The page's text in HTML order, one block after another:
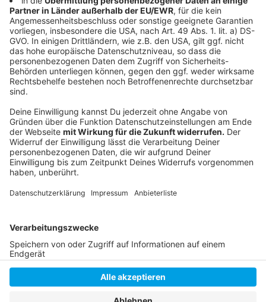
Anzeige
Folge uns für mehr News & Updates:
Anzeige
Instagram|Facebook|WhatsApp-Kanal
Anzeige